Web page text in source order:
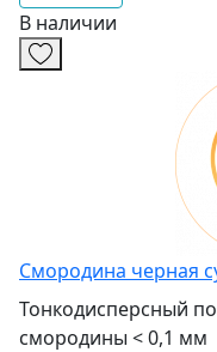
В наличии
Смородина черная
Тонкодисперсный
смородины < 0,1 мм